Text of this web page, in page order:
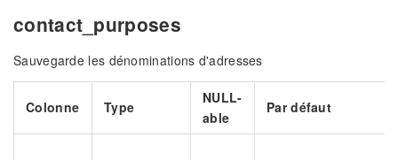
contact_purposes
Sauvegarde les dénominations d'adresses
Colonne Type
NULL-
able
Par défaut